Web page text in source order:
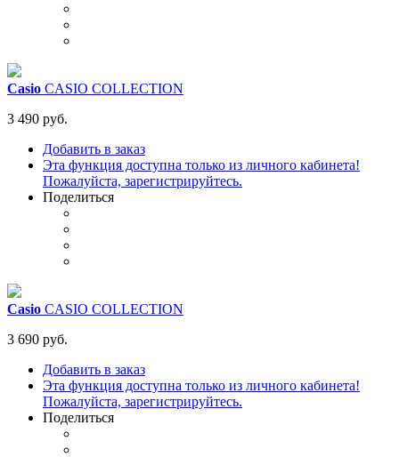
Casio CASIO COLLECTION
3 490 руб.
Добавить в заказ
Эта функция доступна только из личного кабинета!
Пожалуйста, зарегистрируйтесь.
Поделиться
Casio CASIO COLLECTION
3 690 руб.
Добавить в заказ
Эта функция доступна только из личного кабинета!
Пожалуйста, зарегистрируйтесь.
Поделиться